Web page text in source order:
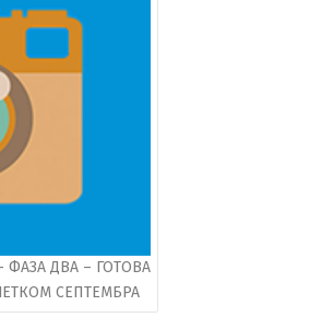
ФАЗА ДВА – ГОТОВА
СЕПТЕМБРА